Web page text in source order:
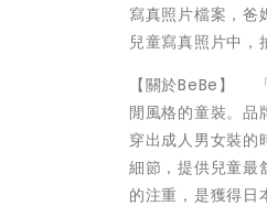
寫真照片檔案，
兒童寫真照片中，
【關於BeBe】
閒風格的童裝。品
穿出成人男女裝
細節，提供兒童最
的注重，是獲得日